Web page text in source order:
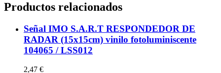
Productos relacionados
Señal IMO S.A.R.T RESPONDEDOR DE
RADAR (15x15cm) vinilo fotoluminiscente
104065 / LSS012
2,47 €